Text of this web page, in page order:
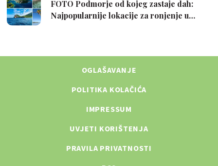
OGLAŠAVANJE
POLITIKA KOLAČIĆA
IMPRESSUM
UVJETI KORIŠTENJA
PRAVILA PRIVATNOSTI